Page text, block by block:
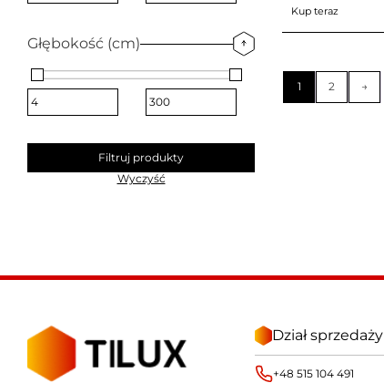
Głębokość (cm)
Filtruj produkty
Wyczyść
Kup teraz
1 2 →
Dział sprzedaży
+48 515 104 491